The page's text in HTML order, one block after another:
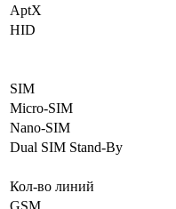
AptX
HID
SIM
Micro-SIM
Nano-SIM
Dual SIM Stand-By
Кол-во линий